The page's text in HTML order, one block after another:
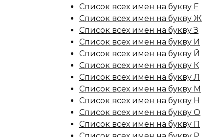
Список всех имен на букву Е
Список всех имен на букву Ж
Список всех имен на букву З
Список всех имен на букву И
Список всех имен на букву Й
Список всех имен на букву К
Список всех имен на букву Л
Список всех имен на букву М
Список всех имен на букву Н
Список всех имен на букву О
Список всех имен на букву П